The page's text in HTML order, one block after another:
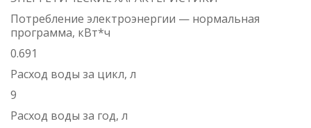
Потребление электроэнергии — нормальная
программа, кВт*ч
0.691
Расход воды за цикл, л
9
Расход воды за год, л